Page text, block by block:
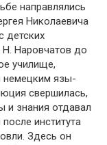
направлялись
Николаеви­ча
детских
Н. Наровчатов до
училище,
немецким язы­
сверши­лась,
и знания отдавал
института
Здесь он